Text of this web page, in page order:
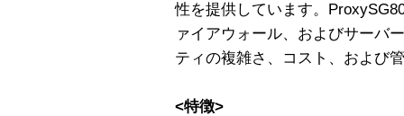
性を提供しています。
ァイアウォール、およびサーバ
ティの複雑さ、コスト、および
<特徴>